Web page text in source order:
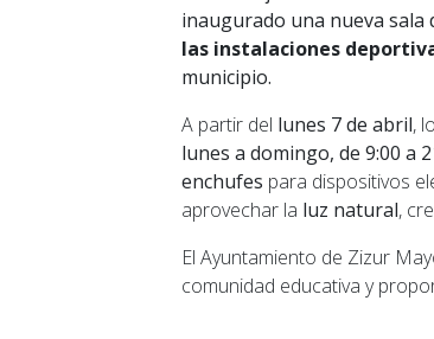
inaugurado una nueva sala
las instalaciones
municipio.
A partir del lunes 7 de abril,
lunes a domingo, de 9:00 a
enchufes para dispositivos
aprovechar la luz natural,
El Ayuntamiento de Zizur
comunidad educativa y